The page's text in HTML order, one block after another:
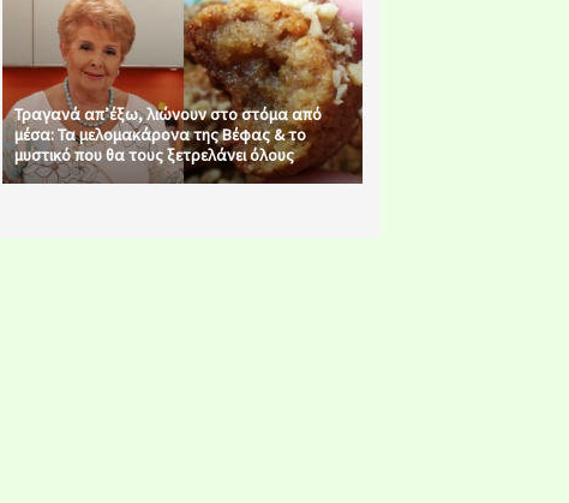
Τραγανά απ’έξω, λιώνουν στο στόμα από
μέσα: Τα μελομακάρονα της Βέφας & το
μυστικό που θα τους ξετρελάνει όλους